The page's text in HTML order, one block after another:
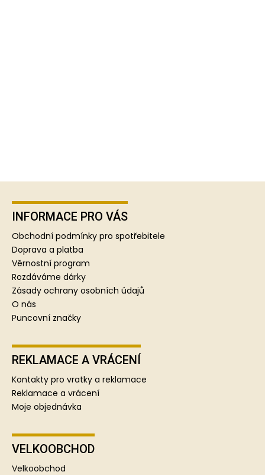
Z
INFORMACE PRO VÁS
Obchodní podmínky pro spotřebitele
Doprava a platba
Věrnostní program
Rozdáváme dárky
Zásady ochrany osobních údajů
O nás
Puncovní značky
REKLAMACE A VRÁCENÍ
Kontakty pro vratky a reklamace
Reklamace a vrácení
Moje objednávka
VELKOOBCHOD
Velkoobchod